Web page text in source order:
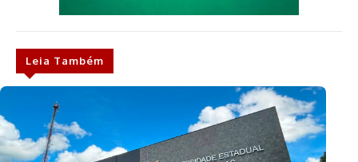
Leia Também